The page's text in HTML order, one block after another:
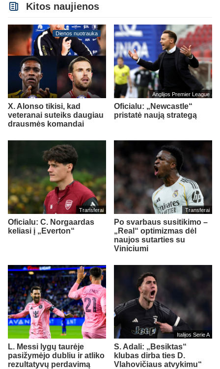
Kitos naujienos
Dienos nuotrauka
X. Alonso tikisi, kad
veteranai suteiks daugiau
drausmės komandai
Anglijos Premier League
Oficialu: „Newcastle“
pristatė naują strategą
Transferai
Oficialu: C. Norgaardas
keliasi į „Everton“
Transferai
Po svarbaus susitikimo –
„Real“ optimizmas dėl
naujos sutarties su
Viniciumi
L. Messi lygų taurėje
pasižymėjo dubliu ir atliko
rezultatyvų perdavimą
Italijos Serie A
S. Adali: „Besiktas“
klubas dirba ties D.
Vlahovičiaus atvykimu“